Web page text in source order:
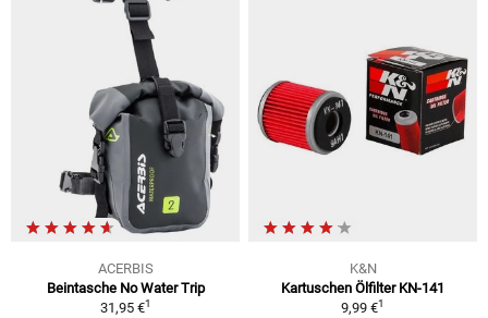
ACERBIS
Beintasche No Water Trip
31,95 €1
K&N
Kartuschen Ölfilter KN-141
9,99 €1